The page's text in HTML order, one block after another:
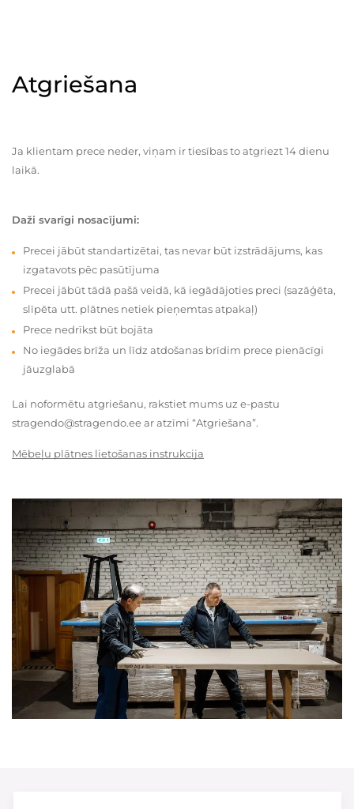
Atgriešana
Ja klientam prece neder, viņam ir tiesības to atgriezt 14 dienu
laikā.
Daži svarīgi nosacījumi:
Precei jābūt standartizētai, tas nevar būt izstrādājums, kas
izgatavots pēc pasūtījuma
Precei jābūt tādā pašā veidā, kā iegādājoties preci (sazāģēta,
slīpēta utt. plātnes netiek pieņemtas atpakaļ)
Prece nedrīkst būt bojāta
No iegādes brīža un līdz atdošanas brīdim prece pienācīgi
jāuzglabā
Lai noformētu atgriešanu, rakstiet mums uz e-pastu
stragendo@stragendo.ee ar atzīmi “Atgriešana”.
Mēbeļu plātnes lietošanas instrukcija